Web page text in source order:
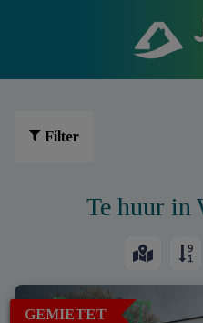
Filter
Te huur in
GEMIETET